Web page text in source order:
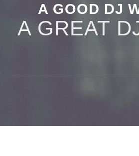
A GOOD DJ
A GREAT